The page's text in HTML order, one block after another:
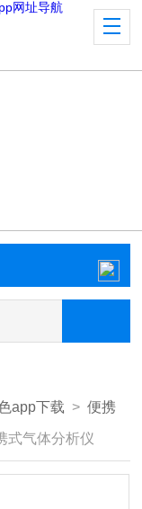
网址导航
app下载 >便携
式气体分析仪